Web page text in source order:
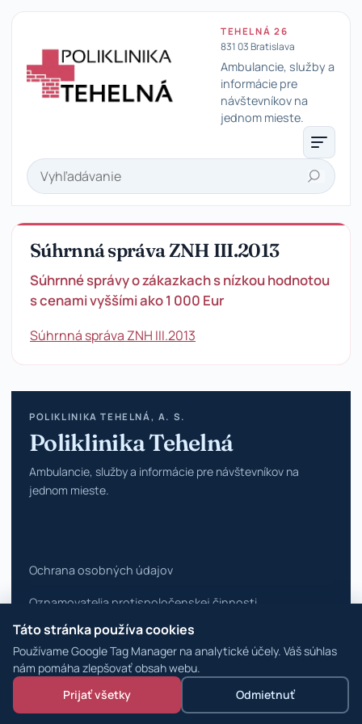
Táto stránka používa cookies
Používame Google Tag Manager na analytické účely. Váš súhlas
nám pomáha zlepšovať obsah webu.
Prijať všetky
Odmietnuť
TEHELNÁ 26
831 03 Bratislava
Ambulancie, služby a
informácie pre
návštevníkov na
jednom mieste.
Hľadať
Súhrnná správa ZNH III.2013
Súhrnné správy o zákazkach s nízkou hodnotou
s cenami vyššími ako 1 000 Eur
Súhrnná správa ZNH III.2013
POLIKLINIKA TEHELNÁ, A. S.
Poliklinika Tehelná
Ambulancie, služby a informácie pre návštevníkov na
jednom mieste.
Ochrana osobných údajov
Oznamovatelia protispoločenskej činnosti
Vyhlásenie o prístupnosti
Zmeniť nastavenia cookies
© 2026 Poliklinika Tehelná · WordPress špecialisti